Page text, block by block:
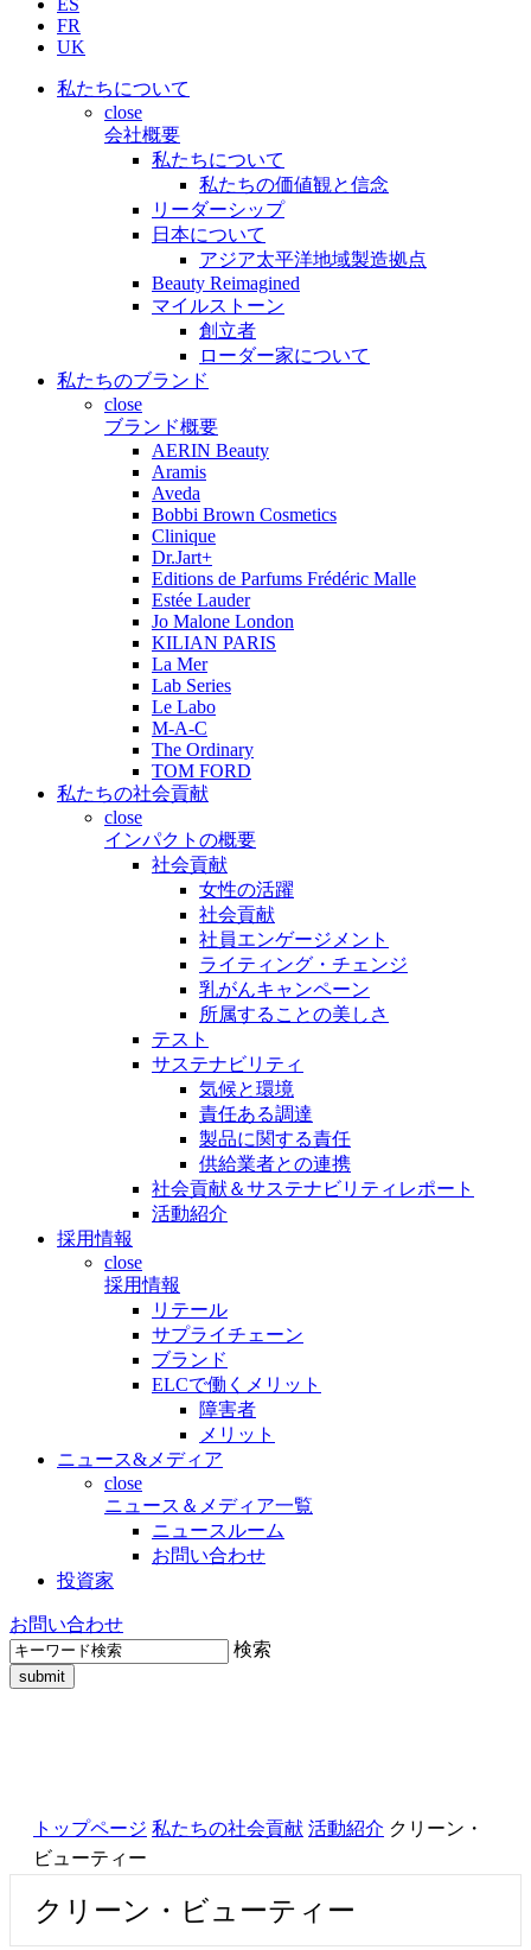
ES
FR
UK
私たちについて
close
会社概要
私たちについて
私たちの価値観と信念
リーダーシップ
日本について
アジア太平洋地域製造拠点
Beauty Reimagined
マイルストーン
創立者
ローダー家について
私たちのブランド
close
ブランド概要
AERIN Beauty
Aramis
Aveda
Bobbi Brown Cosmetics
Clinique
Dr.Jart+
Editions de Parfums Frédéric Malle
Estée Lauder
Jo Malone London
KILIAN PARIS
La Mer
Lab Series
Le Labo
M-A-C
The Ordinary
TOM FORD
私たちの社会貢献
close
インパクトの概要
社会貢献
女性の活躍
社会貢献
社員エンゲージメント
ライティング・チェンジ
乳がんキャンペーン
所属することの美しさ
テスト
サステナビリティ
気候と環境
責任ある調達
製品に関する責任
供給業者との連携
社会貢献＆サステナビリティレポート
活動紹介
採用情報
close
採用情報
リテール
サプライチェーン
ブランド
ELCで働くメリット
障害者
メリット
ニュース&メディア
close
ニュース＆メディア一覧
ニュースルーム
お問い合わせ
投資家
お問い合わせ
検索
トップページ 私たちの社会貢献 活動紹介 クリーン・
ビューティー
クリーン・ビューティー